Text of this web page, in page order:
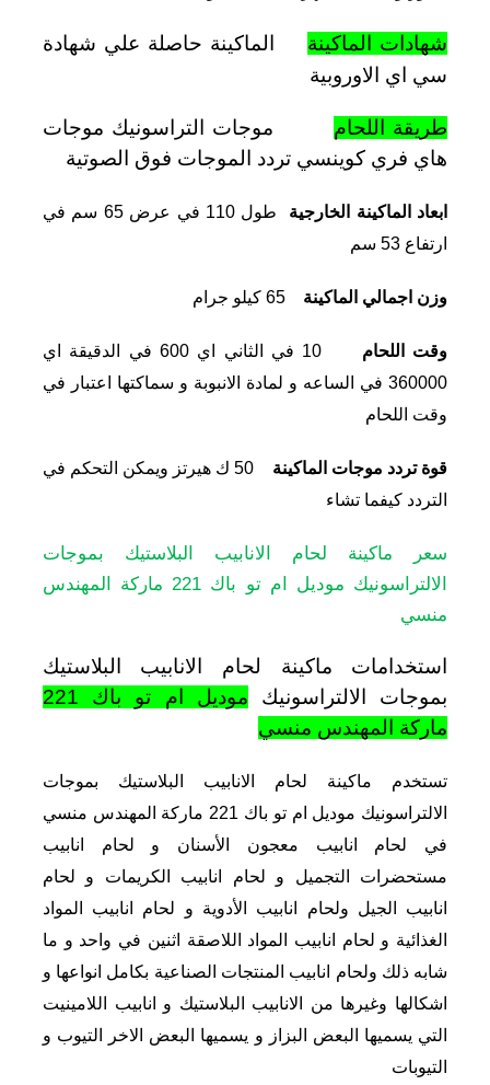
شهادات الماكينة
الماكينة حاصلة علي شهادة
سي اي الاوروبية
طريقة اللحامموجات التراسونيك موجات
هاي فري كوينسي تردد الموجات فوق الصوتية
ابعاد الماكينة الخارجية
طول 110 في عرض 65 سم في
ارتفاع 53 سم
وزن اجمالي الماكينة 65 كيلو جرام
وقت اللحام
10 في الثاني اي 600 في الدقيقة اي
360000 في الساعه و لمادة الانبوبة و سماكتها اعتبار في
وقت اللحام
قوة تردد موجات الماكينة
50 ك هيرتز ويمكن التحكم في
التردد كيفما تشاء
سعر ماكينة لحام الانابيب البلاستيك بموجات
الالتراسونيك موديل ام تو باك 221 ماركة المهندس
منسي
استخدامات ماكينة لحام الانابيب البلاستيك
بموجات الالتراسونيك
موديل ام تو باك 221
ماركة المهندس منسي
تستخدم ماكينة لحام الانابيب البلاستيك بموجات
الالتراسونيك موديل ام تو باك 221 ماركة المهندس منسي
في لحام انابيب معجون الأسنان و لحام انابيب
مستحضرات التجميل و لحام انابيب الكريمات و لحام
انابيب الجيل ولحام انابيب الأدوية و لحام انابيب المواد
الغذائية و لحام انابيب المواد اللاصقة اثنين في واحد و ما
شابه ذلك ولحام انابيب المنتجات الصناعية بكامل انواعها و
اشكالها وغيرها من الانابيب البلاستيك و انابيب اللامينيت
التي يسميها البعض البزاز و يسميها البعض الاخر التيوب و
التيوبات